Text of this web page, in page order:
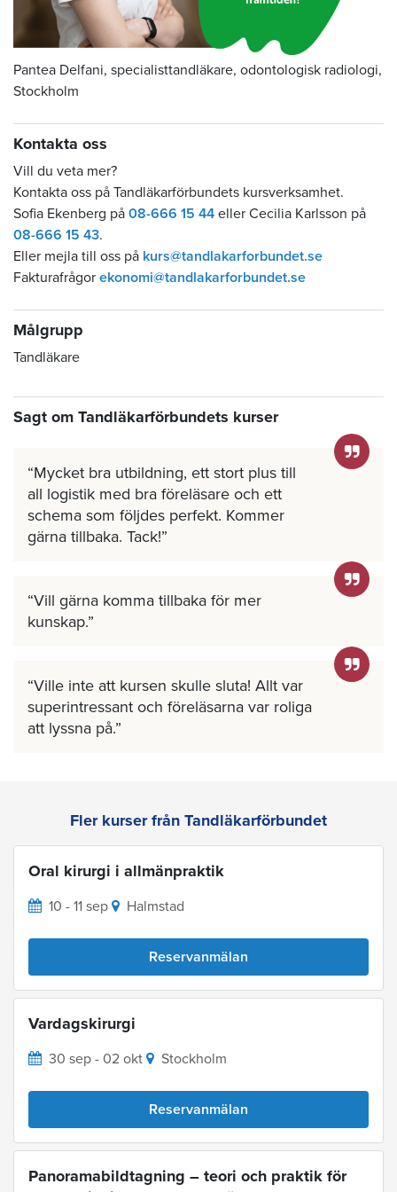
Pantea Delfani, specialisttandläkare, odontologisk radiologi,
Stockholm
Kontakta oss
Vill du veta mer?
Kontakta oss på Tandläkarförbundets kursverksamhet.
Sofia Ekenberg på 08-666 15 44 eller Cecilia Karlsson på
08-666 15 43.
Eller mejla till oss på kurs@tandlakarforbundet.se
Fakturafrågor ekonomi@tandlakarforbundet.se
Målgrupp
Tandläkare
Sagt om Tandläkarförbundets kurser
Mycket bra utbildning, ett stort plus till
all logistik med bra föreläsare och ett
schema som följdes perfekt. Kommer
gärna tillbaka. Tack!
Vill gärna komma tillbaka för mer
kunskap.
Ville inte att kursen skulle sluta! Allt var
superintressant och föreläsarna var roliga
att lyssna på.
Fler kurser från Tandläkarförbundet
Oral kirurgi i allmänpraktik
10 - 11 sep Halmstad
Reservanmälan
Vardagskirurgi
30 sep - 02 okt Stockholm
Reservanmälan
Panoramabildtagning – teori och praktik för